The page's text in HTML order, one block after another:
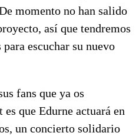
momento no han salido
así que tendremos
escuchar su nuevo
fans que ya os
que Edurne actuará en
un concierto solidario